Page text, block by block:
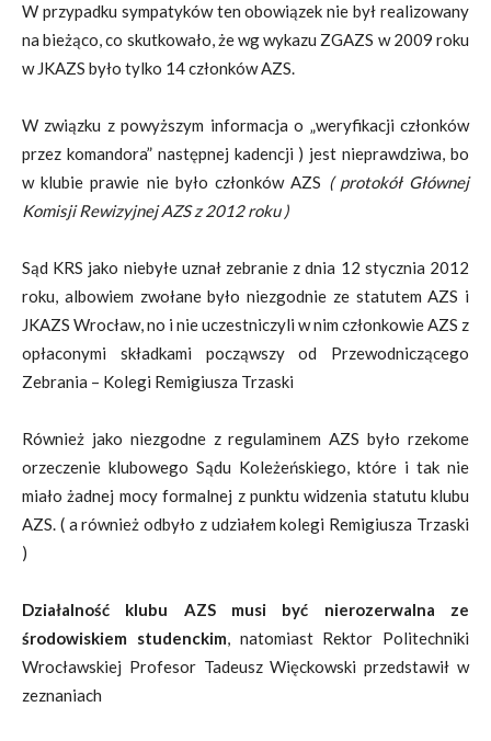
W przypadku sympatyków ten obowiązek nie był realizowany
na bieżąco, co skutkowało, że wg wykazu ZGAZS w 2009 roku
w JKAZS było tylko 14 członków AZS.
W związku z powyższym informacja o „weryfikacji członków
przez komandora” następnej kadencji ) jest nieprawdziwa, bo
w klubie prawie nie było członków AZS ( protokół Głównej
Komisji Rewizyjnej AZS z 2012 roku )
Sąd KRS jako niebyłe uznał zebranie z dnia 12 stycznia 2012
roku, albowiem zwołane było niezgodnie ze statutem AZS i
JKAZS Wrocław, no i nie uczestniczyli w nim członkowie AZS z
opłaconymi składkami począwszy od Przewodniczącego
Zebrania – Kolegi Remigiusza Trzaski
Również jako niezgodne z regulaminem AZS było rzekome
orzeczenie klubowego Sądu Koleżeńskiego, które i tak nie
miało żadnej mocy formalnej z punktu widzenia statutu klubu
AZS. ( a również odbyło z udziałem kolegi Remigiusza Trzaski
)
Działalność klubu AZS musi być nierozerwalna ze
środowiskiem studenckim, natomiast Rektor Politechniki
Wrocławskiej Profesor Tadeusz Więckowski przedstawił w
zeznaniach